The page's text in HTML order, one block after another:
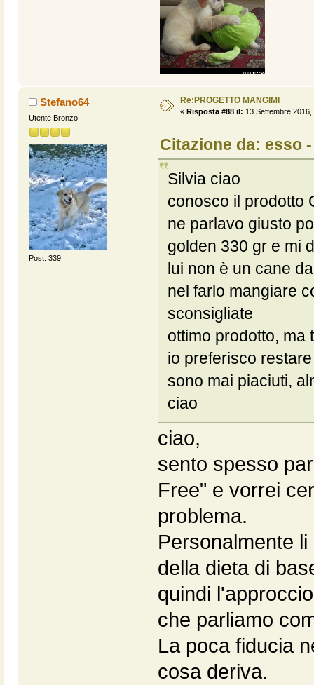
Stefano64
Utente Bronzo
Post: 339
Re:PROGETTO MANGIMI
« Risposta #88 il: 13 Settembre 2016,
Citazione da: esso
Silvia ciao
conosco il prodotto
ne parlavo giusto
golden 330 gr e mi
lui non è un cane
nel farlo mangiare
sconsigliate
ottimo prodotto, ma
io preferisco
sono mai piaciuti,
ciao
ciao,
sento spesso
Free" e vorrei
problema.
Personalmente
della dieta di
quindi
che parliamo
La poca fiducia
cosa deriva.